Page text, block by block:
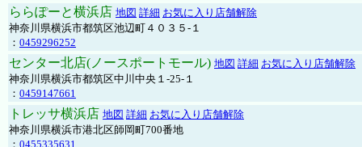
ららぽーと横浜店 地図 詳細 お気に入り店舗解除
神奈川県横浜市都筑区池辺町４０３５-１
： 0459296252
センター北店(ノースポートモール) 地図 詳細 お気に入り店舗解除
神奈川県横浜市都筑区中川中央１-25-１
： 0459147661
トレッサ横浜店 地図 詳細 お気に入り店舗解除
神奈川県横浜市港北区師岡町700番地
： 0455335631